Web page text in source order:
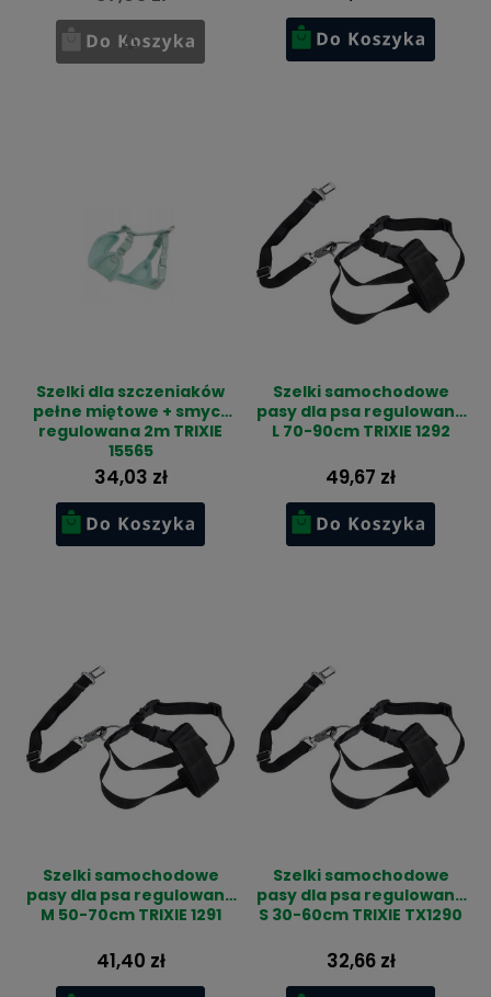
Szelki dla szczeniaków
pełne miętowe + smycz
regulowana 2m TRIXIE
15565
34,03 zł
Szelki samochodowe
pasy dla psa regulowane
L 70-90cm TRIXIE 1292
49,67 zł
Szelki samochodowe
pasy dla psa regulowane
M 50-70cm TRIXIE 1291
41,40 zł
Szelki samochodowe
pasy dla psa regulowane
S 30-60cm TRIXIE TX1290
32,66 zł